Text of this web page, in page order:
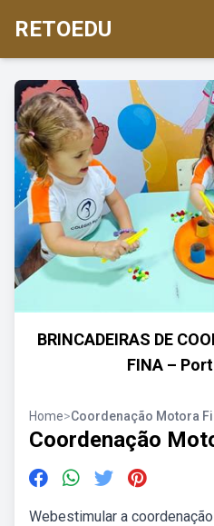
RETOEDU
BRINCADEIRAS DE
FINA –
Home>Coordenação Motora
Coordenação
Webestimular a